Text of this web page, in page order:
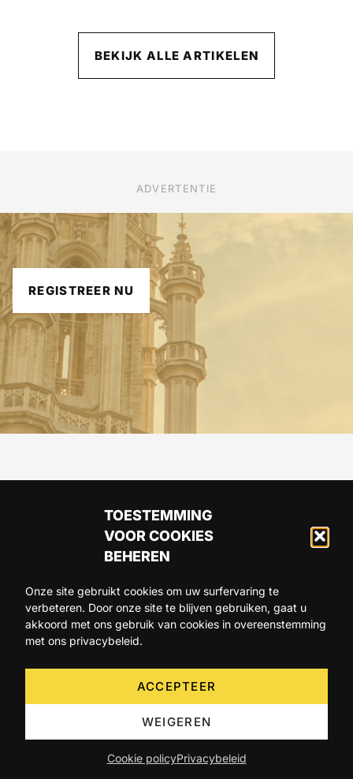
TOESTEMMING
VOOR COOKIES
BEHEREN
Onze site gebruikt cookies om uw surfervaring te
verbeteren. Door onze site te blijven gebruiken, gaat u
akkoord met ons gebruik van cookies in overeenstemming
met ons privacybeleid.
ACCEPTEER
WEIGEREN
Cookie policyPrivacybeleid
BEKIJK ALLE ARTIKELEN
ADVERTENTIE
REGISTREER NU
ARTIKELS AGENDA OVER ONS